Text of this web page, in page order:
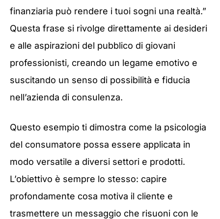
finanziaria può rendere i tuoi sogni una realtà.”
Questa frase si rivolge direttamente ai desideri
e alle aspirazioni del pubblico di giovani
professionisti, creando un legame emotivo e
suscitando un senso di possibilità e fiducia
nell’azienda di consulenza.
Questo esempio ti dimostra come la psicologia
del consumatore possa essere applicata in
modo versatile a diversi settori e prodotti.
L’obiettivo è sempre lo stesso: capire
profondamente cosa motiva il cliente e
trasmettere un messaggio che risuoni con le